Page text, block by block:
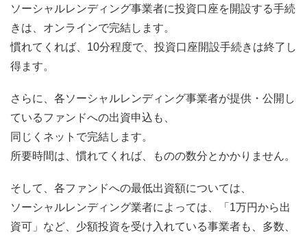
ソーシャルレンディング事業者に投資口座を開設する手続
きは、オンラインで完結します。
慣れてくれば、10分程度で、投資口座開設手続きは終了し
得ます。
さらに、各ソーシャルレンディング事業者が提供・公開し
ているファンドへの出資申込も、
同じくネットで完結します。
所要時間は、慣れてくれば、ものの数分とかかりません。
そして、各ファンドへの最低出資額については、
ソーシャルレンディング業者によっては、「1万円から出
資可」など、少額投資を受け入れている事業者も、多数、